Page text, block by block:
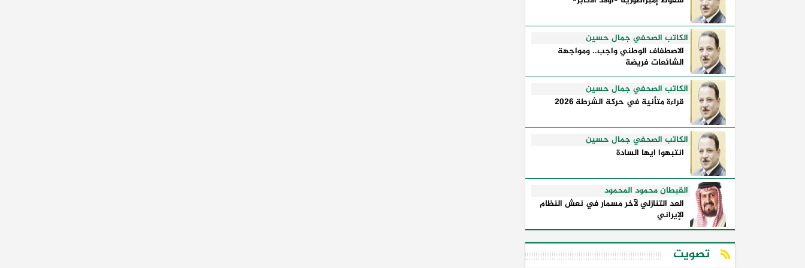
تفصل بين القوة ...
الكاتب الصحفي جمال حسين
الاصطفاف الوطني واجب.. ومواجهة
الشائعات فريضة
الكاتب الصحفي جمال حسين
قراءة متأنية في حركة الشرطة 2026
الكاتب الصحفي جمال حسين
انتبهوا ايها السادة
القبطان محمود المحمود
العد التنازلي لآخر مسمار في نعش النظام
الإيراني
تصويت